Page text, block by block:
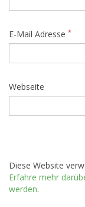
E-Mail Adresse *
Webseite
Diese Website
Erfahre mehr
werden.